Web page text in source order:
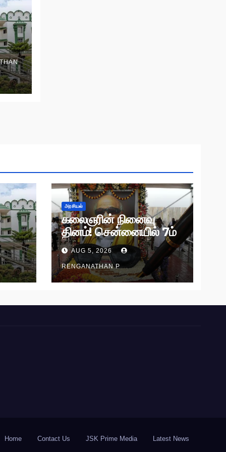
அரசியல்
கலைஞரின் நினைவு
தினம்! சென்னையில் 7ம்
தேதி அமைதிப் பேரணி!
AUG 5, 2026
RENGANATHAN P
Home Contact Us JSK Prime Media Latest News